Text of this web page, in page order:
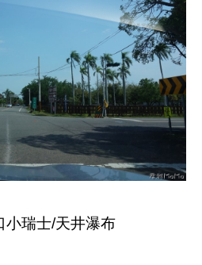
小瑞士/天井瀑布